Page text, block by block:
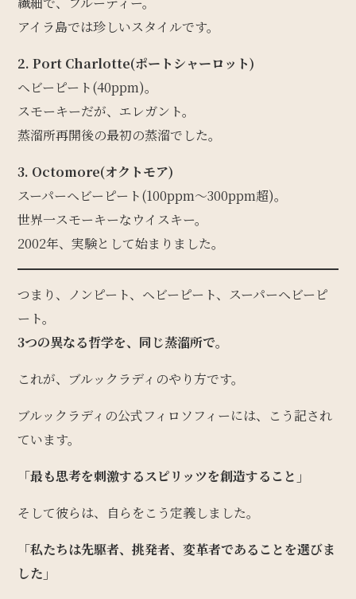
アイラ島では珍しいスタイルです。
2. Port Charlotte(ポートシャーロット)
ヘビーピート(40ppm)。
スモーキーだが、エレガント。
蒸溜所再開後の最初の蒸溜でした。
3. Octomore(オクトモア)
スーパーヘビーピート(100ppm〜300ppm超)。
世界一スモーキーなウイスキー。
2002年、実験として始まりました。
つまり、ノンピート、ヘビーピート、スーパーヘビーピ
ート。
3つの異なる哲学を、同じ蒸溜所で。
これが、ブルックラディのやり方です。
ブルックラディの公式フィロソフィーには、こう記され
ています。
「最も思考を刺激するスピリッツを創造すること」
そして彼らは、自らをこう定義しました。
「私たちは先駆者、挑発者、変革者であることを選びま
した」